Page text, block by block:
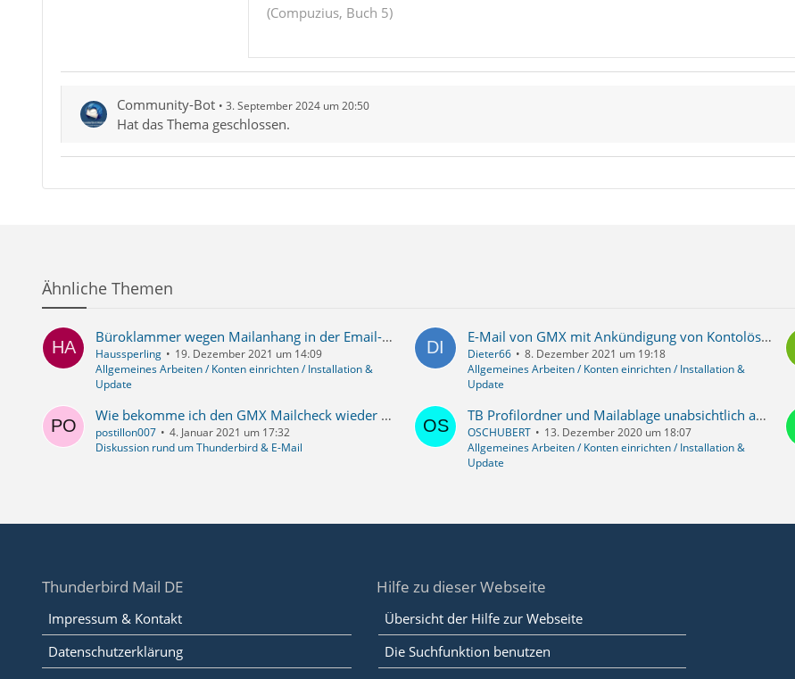
(Compuzius, Buch 5)
Community-Bot 3. September 2024 um 20:50
Hat das Thema geschlossen.
Ähnliche Themen
Büroklammer wegen Mailanhang in der Email-Übersicht. In der Mailansicht fehlen aber die Steuerelemente für Anhänge
Haussperling
19. Dezember 2021 um 14:09
Allgemeines Arbeiten / Konten einrichten / Installation &
Update
E-Mail von GMX mit Ankündigung von Kontolöschung wegen Inaktivität
Dieter66
8. Dezember 2021 um 19:18
Allgemeines Arbeiten / Konten einrichten / Installation &
Update
Wie bekomme ich den GMX Mailcheck wieder weg?
postillon007
4. Januar 2021 um 17:32
Diskussion rund um Thunderbird & E-Mail
TB Profilordner und Mailablage unabsichtlich auf getrennten Laufwerken
OSCHUBERT
13. Dezember 2020 um 18:07
Allgemeines Arbeiten / Konten einrichten / Installation &
Update
Thunderbird Mail DE
Impressum & Kontakt
Datenschutzerklärung
Hilfe zu dieser Webseite
Übersicht der Hilfe zur Webseite
Die Suchfunktion benutzen